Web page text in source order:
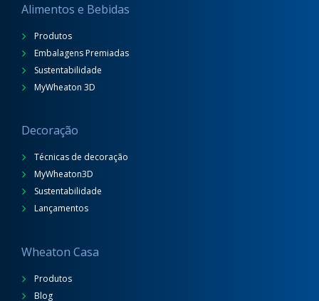
Alimentos e Bebidas
Produtos
Embalagens Premiadas
Sustentabilidade
MyWheaton 3D
Decoração
Técnicas de decoração
MyWheaton3D
Sustentabilidade
Lançamentos
Wheaton Casa
Produtos
Blog